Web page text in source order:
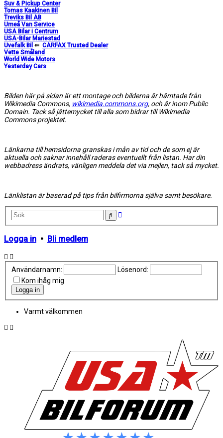
Suv & Pickup Center
Tomas Kaakinen Bil
Treviks Bil AB
Umeå Van Service
USA Bilar i Centrum
USA-Bilar Mariestad
Uvefalk Bil ⇐ CARFAX Trusted Dealer
Vette Småland
World Wide Motors
Yesterday Cars
Bilden här på sidan är ett montage och bilderna är hämtade från
Wikimedia Commons, wikimedia.commons.org, och är inom Public
Domain. Tack så jättemycket till alla som bidrar till Wikimedia
Commons projektet.
Länkarna till hemsidorna granskas i mån av tid och de som ej är
aktuella och saknar innehåll raderas eventuellt från listan. Har din
webbadress ändrats, vänligen meddela det via mejlen, tack så mycket.
Länklistan är baserad på tips från bilfirmorna själva samt besökare.
SökAvancerad
Logga in • Bli medlem
Användarnamn:
Lösenord:
Kom ihåg mig
Varmt välkommen